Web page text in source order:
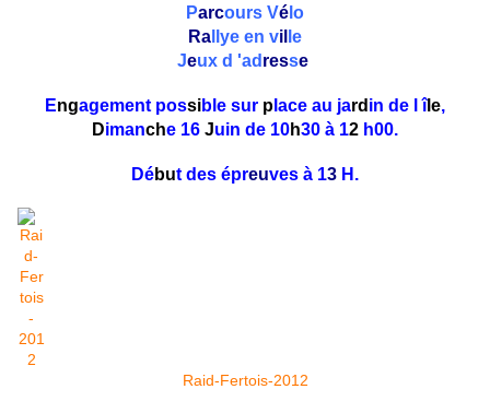
Parcours Vé lo
Ra llye en vil le
Jeux d 'ad resse
Engagement possible sur p lace au jard in de l île,
Dimanche 16 Juin de 10h30 à 12 h00.
Début des épreuves à 13 H.
Raid-Fertois-2012